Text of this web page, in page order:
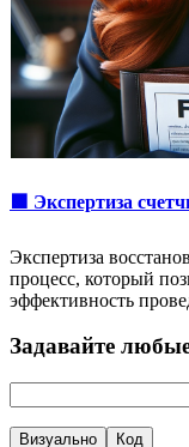
🟩 Экспертиза
Экспертиза
процесс, который
эффективность
Задавайте
Визуально Код